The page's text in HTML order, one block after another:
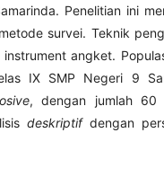
Penelitian ini
survei. Teknik
angket.
IX SMP Negeri 9
, dengan jumlah 60
deskriptifdengan